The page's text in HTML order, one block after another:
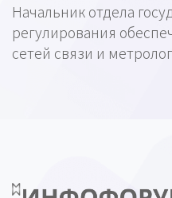
Начальник отдела
регулирования
сетей связи и